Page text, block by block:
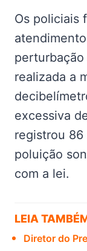
Os policiais
realizada a
excessiva
registrou
poluição
com a lei.
LEIA
Diretor do